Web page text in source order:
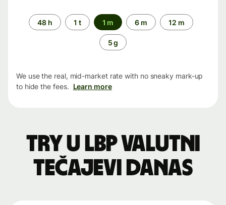
Time
period
48 h 1 t 1 m 6 m 12 m
5 g
We use the real, mid-market rate with no sneaky mark-up
to hide the fees. Learn more
TRY u LBP valutni
tečajevi danas